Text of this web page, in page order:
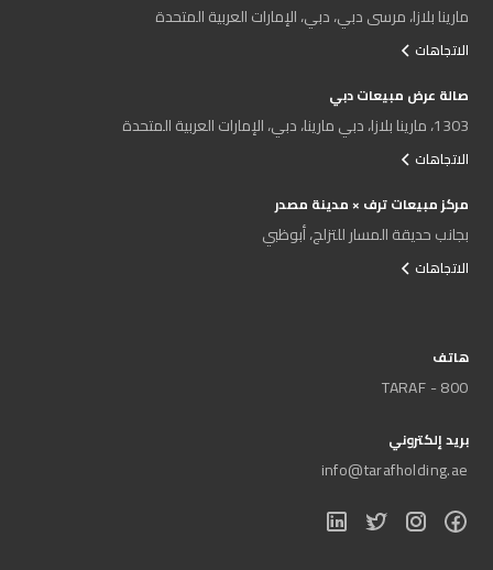
مارينا بلازا، مرسى دبي، دبي، الإمارات العربية المتحدة
الاتجاهات
صالة عرض مبيعات دبي
1303، مارينا بلازا، دبي مارينا، دبي، الإمارات العربية المتحدة
الاتجاهات
مركز مبيعات ترف × مدينة مصدر
بجانب حديقة المسار للتزلج، أبوظبي
الاتجاهات
هاتف
800 - TARAF
بريد إلكتروني
info@tarafholding.ae